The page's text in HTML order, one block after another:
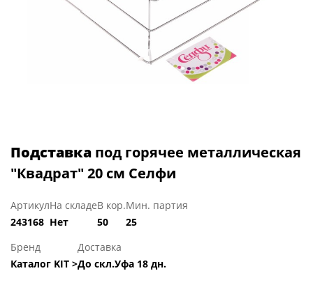
Подставка под горячее металлическая
"Квадрат" 20 см Селфи
Артикул
243168
На складе
Нет
В кор.
50
Мин. партия
25
Бренд
Каталог KIT >
Доставка
До скл.Уфа 18 дн.